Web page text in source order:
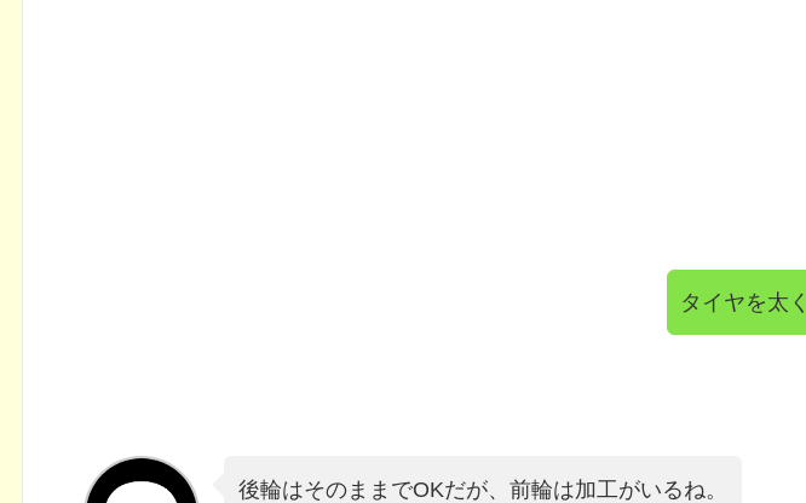
タイヤを太
後輪はそのままでOKだが、前輪は加工がいるね。